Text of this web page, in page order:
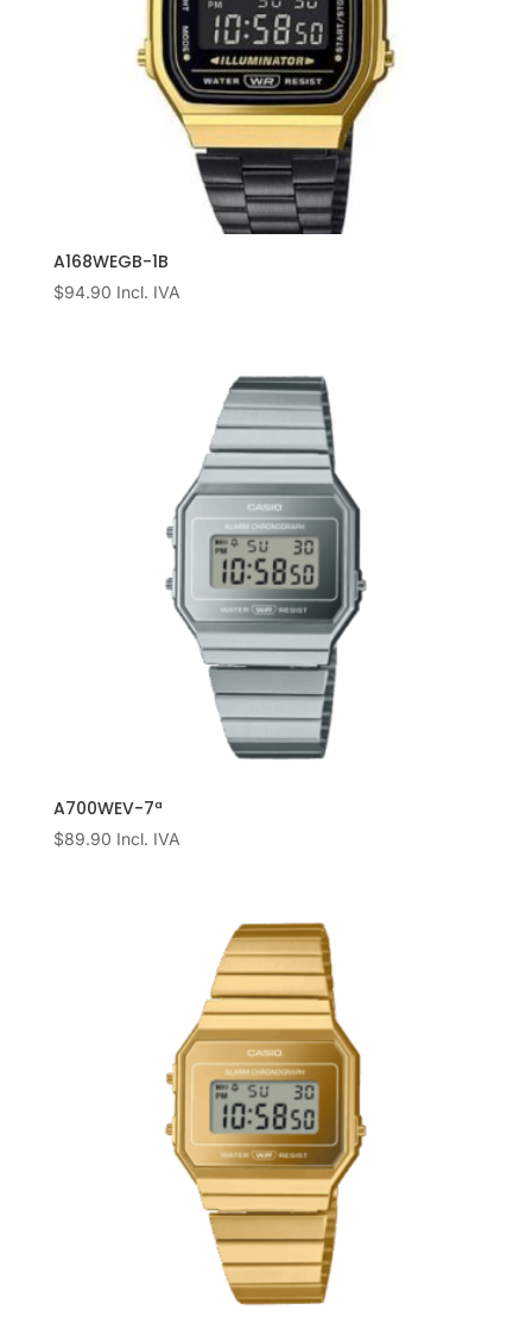
A168WEGB-1B
$94.90 Incl. IVA
A700WEV-7ª
$89.90 Incl. IVA